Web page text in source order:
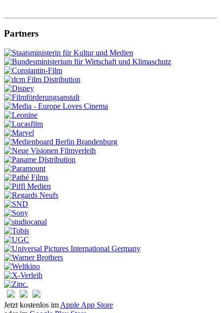
Partners
Jetzt kostenlos im Apple App Store